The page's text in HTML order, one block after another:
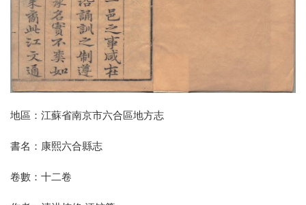
地區：江蘇省南京市六合區地方志
書名：康熙六合縣志
卷數：十二卷